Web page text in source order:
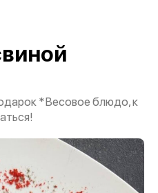
*Весовое блюдо, к